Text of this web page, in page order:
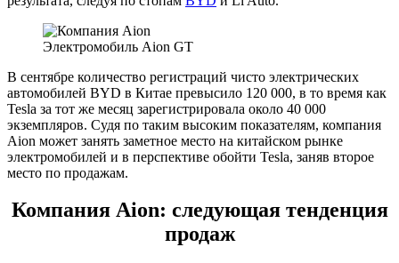
Электромобиль Aion GT
В сентябре количество регистраций чисто электрических
автомобилей BYD в Китае превысило 120 000, в то время как
Tesla за тот же месяц зарегистрировала около 40 000
экземпляров. Судя по таким высоким показателям, компания
Aion может занять заметное место на китайском рынке
электромобилей и в перспективе обойти Tesla, заняв второе
место по продажам.
Компания Aion: следующая тенденция
продаж